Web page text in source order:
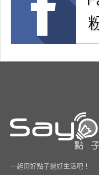
一起用好點子過好生活吧！